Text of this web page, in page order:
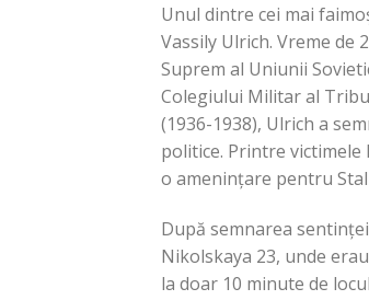
Unul dintre cei mai
Vassily Ulrich. Vreme de
Suprem al Uniunii
Colegiului Militar al
(1936-1938), Ulrich a
politice. Printre
o amenințare pentru
După semnarea
Nikolskaya 23, unde
la doar 10 minute de